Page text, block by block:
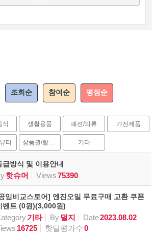
조회순 참여순 평점순
식 생활용품 패션/의류 가전제품
티 상품권/할인권 기타
방식 및 이용안내
핫슈머 Views75390
임비교스토어] 엔진오일 무료구매 교환 쿠폰
벤트 (0원)(3,000원)
기타 By덜지 Date2023.08.02
16725 핫딜평가수0